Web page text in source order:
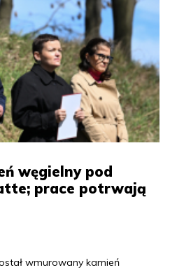
węgielny pod
prace potrwają
wmurowany kamień